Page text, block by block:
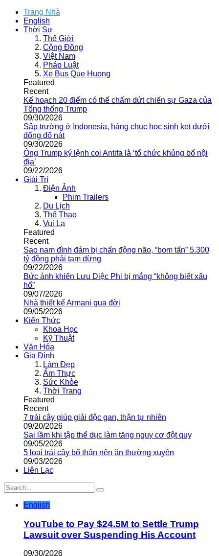
Trang Nhà
English
Thời Sự
Thế Giới
Cộng Đồng
Việt Nam
Pháp Luật
Xe Bus Que Huong
Featured
Recent
Kế hoạch 20 điểm có thể chấm dứt chiến sự Gaza của
Tổng thống Trump
09/30/2026
Sập trường ở Indonesia, hàng chục học sinh kẹt dưới
đống đổ nát
09/30/2026
Ông Trump ký lệnh coi Antifa là ‘tổ chức khủng bố nội
địa’
09/22/2026
Giải Trí
Điện Ảnh
Phim Trailers
Du Lịch
Thể Thao
Vui Lạ
Featured
Recent
Sao nam đình đám bị chấn động não, “bom tấn” 5.300
tỷ đồng phải tạm dừng
09/22/2026
Bức ảnh khiến Lưu Diệc Phi bị mắng “không biết xấu
hổ”
09/07/2026
Nhà thiết kế Armani qua đời
09/05/2026
Kiến Thức
Khoa Học
Kỹ Thuật
Văn Hóa
Gia Đình
Làm Đẹp
Ẩm Thực
Sức Khỏe
Thời Trang
Featured
Recent
7 trái cây giúp giải độc gan, thận tự nhiên
09/20/2026
Sai lầm khi tập thể dục làm tăng nguy cơ đột quỵ
09/05/2026
5 loại trái cây bổ thận nên ăn thường xuyên
09/03/2026
Liên Lạc
English
YouTube to Pay $24.5M to Settle Trump
Lawsuit over Suspending His Account
09/30/2026